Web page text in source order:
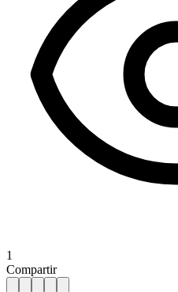
1
Compartir